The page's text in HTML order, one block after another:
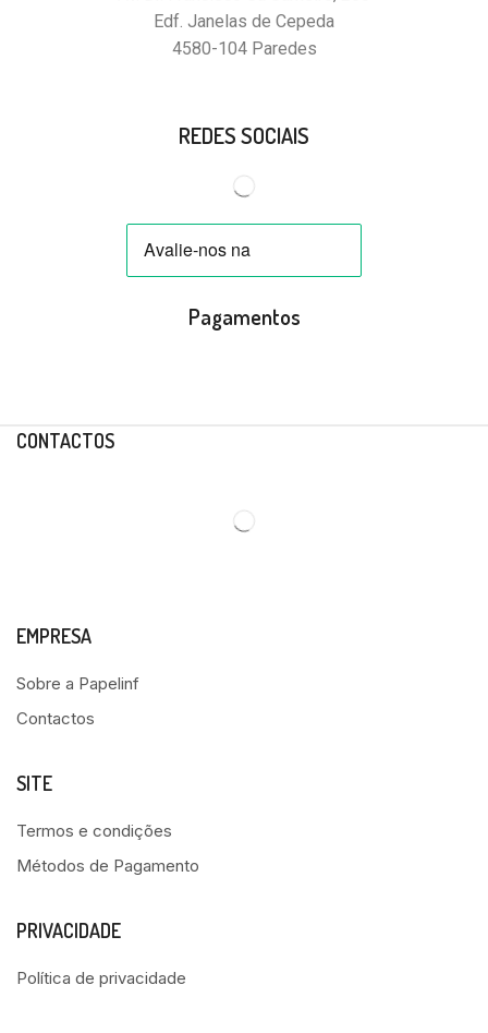
Edf. Janelas de Cepeda
4580-104 Paredes
REDES SOCIAIS
Pagamentos
CONTACTOS
EMPRESA
Sobre a Papelinf
Contactos
SITE
Termos e condições
Métodos de Pagamento
PRIVACIDADE
Política de privacidade